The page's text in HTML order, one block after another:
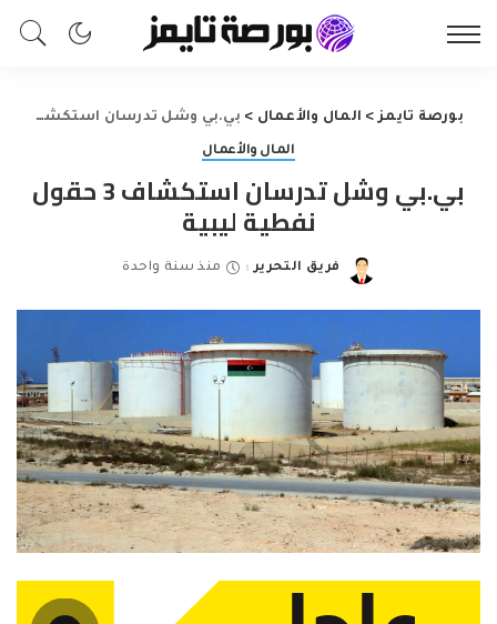
بورصة تايمز> المال والأعمال > بي.بي وشل تدرسان استكشاف 3 حقول نفطية ليبية
المال والأعمال
بي.بي وشل تدرسان استكشاف 3 حقول
نفطية ليبية
Posted
فريق التحرير منذ سنة واحدة